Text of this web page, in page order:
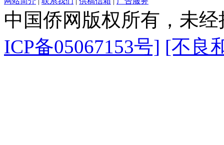
中国侨网版权所有，未
ICP备05067153号] [不良